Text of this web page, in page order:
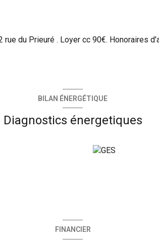
du Prieuré . Loyer cc 90€. Honoraires
BILAN ÉNERGÉTIQUE
Diagnostics énergetiques
FINANCIER